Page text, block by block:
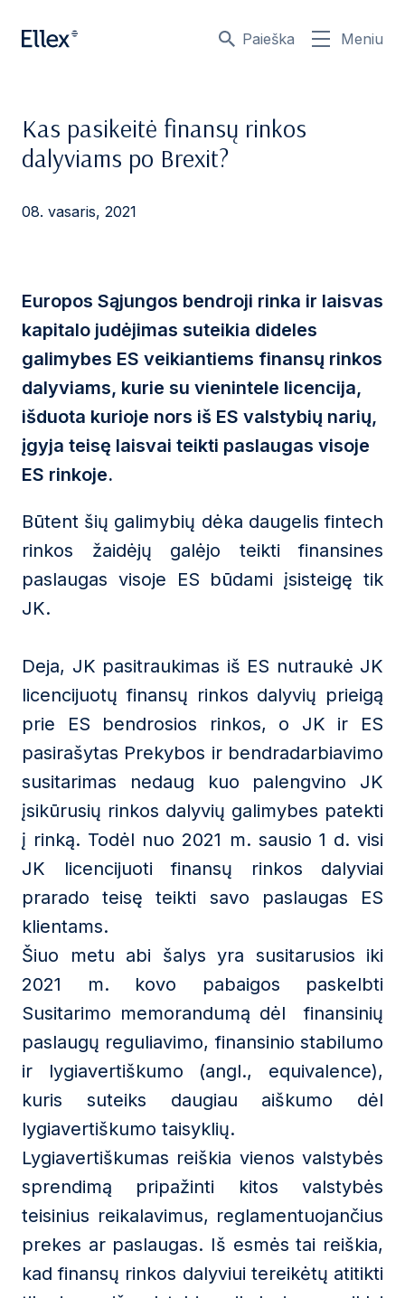
Paieška Meniu
Kas pasikeitė finansų rinkos
dalyviams po Brexit?
08. vasaris, 2021
Europos Sąjungos bendroji rinka ir laisvas
kapitalo judėjimas suteikia dideles
galimybes ES veikiantiems finansų rinkos
dalyviams, kurie su vienintele licencija,
išduota kurioje nors iš ES valstybių narių,
įgyja teisę laisvai teikti paslaugas visoje
ES rinkoje.
Būtent šių galimybių dėka daugelis fintech
rinkos žaidėjų galėjo teikti finansines
paslaugas visoje ES būdami įsisteigę tik
JK.
Deja, JK pasitraukimas iš ES nutraukė JK
licencijuotų finansų rinkos dalyvių prieigą
prie ES bendrosios rinkos, o JK ir ES
pasirašytas Prekybos ir bendradarbiavimo
susitarimas nedaug kuo palengvino JK
įsikūrusių rinkos dalyvių galimybes patekti
į rinką. Todėl nuo 2021 m. sausio 1 d. visi
JK licencijuoti finansų rinkos dalyviai
prarado teisę teikti savo paslaugas ES
klientams.
Šiuo metu abi šalys yra susitarusios iki
2021 m. kovo pabaigos paskelbti
Susitarimo memorandumą dėl finansinių
paslaugų reguliavimo, finansinio stabilumo
ir lygiavertiškumo (angl., equivalence),
kuris suteiks daugiau aiškumo dėl
lygiavertiškumo taisyklių.
Lygiavertiškumas reiškia vienos valstybės
sprendimą pripažinti kitos valstybės
teisinius reikalavimus, reglamentuojančius
prekes ar paslaugas. Iš esmės tai reiškia,
kad finansų rinkos dalyviui tereikėtų atitikti